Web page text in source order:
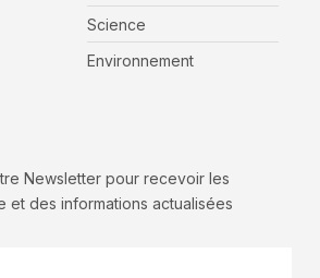
Science
Environnement
Newsletter pour recevoir les
et des informations actualisées